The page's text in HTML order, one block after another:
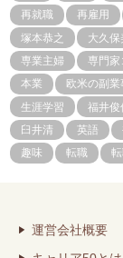
再就職
再雇用
塚本恭之
大久保
専業主婦
専門家
本業
欧米の副業
生涯学習
福井俊
臼井清
英語
趣味
転職
運営会社概要